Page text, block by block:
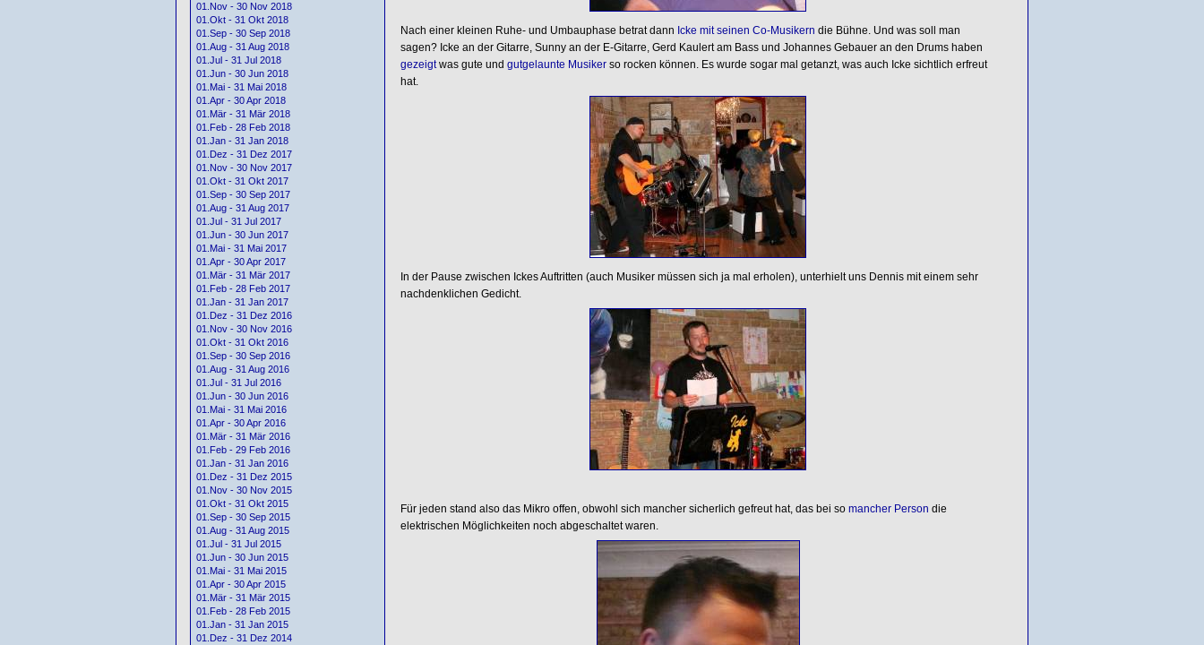
01.Nov - 30 Nov 2018
01.Okt - 31 Okt 2018
01.Sep - 30 Sep 2018
01.Aug - 31 Aug 2018
01.Jul - 31 Jul 2018
01.Jun - 30 Jun 2018
01.Mai - 31 Mai 2018
01.Apr - 30 Apr 2018
01.Mär - 31 Mär 2018
01.Feb - 28 Feb 2018
01.Jan - 31 Jan 2018
01.Dez - 31 Dez 2017
01.Nov - 30 Nov 2017
01.Okt - 31 Okt 2017
01.Sep - 30 Sep 2017
01.Aug - 31 Aug 2017
01.Jul - 31 Jul 2017
01.Jun - 30 Jun 2017
01.Mai - 31 Mai 2017
01.Apr - 30 Apr 2017
01.Mär - 31 Mär 2017
01.Feb - 28 Feb 2017
01.Jan - 31 Jan 2017
01.Dez - 31 Dez 2016
01.Nov - 30 Nov 2016
01.Okt - 31 Okt 2016
01.Sep - 30 Sep 2016
01.Aug - 31 Aug 2016
01.Jul - 31 Jul 2016
01.Jun - 30 Jun 2016
01.Mai - 31 Mai 2016
01.Apr - 30 Apr 2016
01.Mär - 31 Mär 2016
01.Feb - 29 Feb 2016
01.Jan - 31 Jan 2016
01.Dez - 31 Dez 2015
01.Nov - 30 Nov 2015
01.Okt - 31 Okt 2015
01.Sep - 30 Sep 2015
01.Aug - 31 Aug 2015
01.Jul - 31 Jul 2015
01.Jun - 30 Jun 2015
01.Mai - 31 Mai 2015
01.Apr - 30 Apr 2015
01.Mär - 31 Mär 2015
01.Feb - 28 Feb 2015
01.Jan - 31 Jan 2015
01.Dez - 31 Dez 2014
Nach einer kleinen Ruhe- und Umbauphase betrat dann Icke mit seinen Co-Musikern die Bühne. Und was soll man
sagen? Icke an der Gitarre, Sunny an der E-Gitarre, Gerd Kaulert am Bass und Johannes Gebauer an den Drums haben
gezeigtwas gute und gutgelaunte Musikerso rocken können. Es wurde sogar mal getanzt, was auch Icke sichtlich erfreut
hat.
In der Pause zwischen Ickes Auftritten (auch Musiker müssen sich ja mal erholen), unterhielt uns Dennis mit einem sehr
nachdenklichen Gedicht.
Für jeden stand also das Mikro offen, obwohl sich mancher sicherlich gefreut hat, das bei so mancher Person die
elektrischen Möglichkeiten noch abgeschaltet waren.